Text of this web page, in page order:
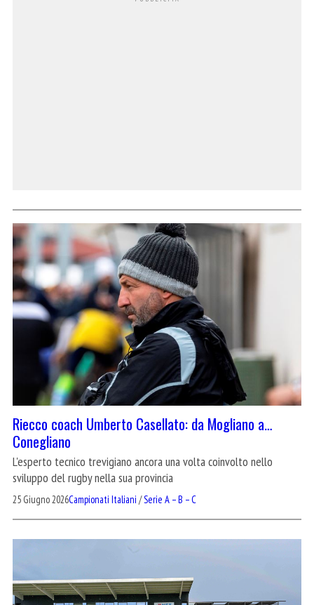
Riecco coach Umberto Casellato: da Mogliano a…
Conegliano
L'esperto tecnico trevigiano ancora una volta coinvolto nello
sviluppo del rugby nella sua provincia
25 Giugno 2026Campionati Italiani /Serie A – B – C